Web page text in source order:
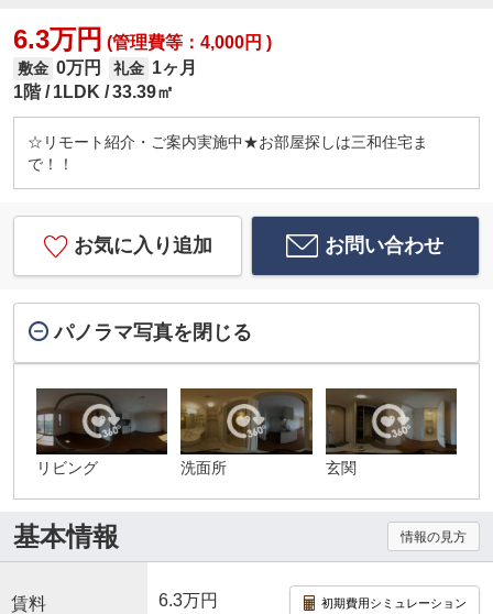
6.3万円 (管理費等：4,000円 )
敷金 0万円 礼金 1ヶ月
1階
1LDK 33.39㎡
☆リモート紹介・ご案内実施中★お部屋探しは三和住宅ま
で！！
お気に入り追加 お問い合わせ
パノラマ写真を閉じる
リビング 洗面所 玄関
基本情報 情報の見方
賃料 6.3万円 初期費用シミュレーション